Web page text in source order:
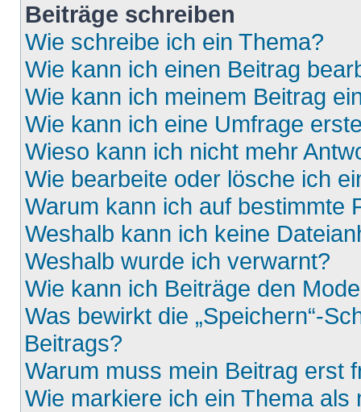
Beiträge schreiben
Wie schreibe ich ein Thema?
Wie kann ich einen Beitrag
Wie kann ich meinem Beitrag
Wie kann ich eine Umfrage
Wieso kann ich nicht mehr
Wie bearbeite oder lösche ich
Warum kann ich auf bestimmte
Weshalb kann ich keine
Weshalb wurde ich verwarnt?
Wie kann ich Beiträge den
Was bewirkt die „Speichern“-
Beitrags?
Warum muss mein Beitrag erst
Wie markiere ich ein Thema als